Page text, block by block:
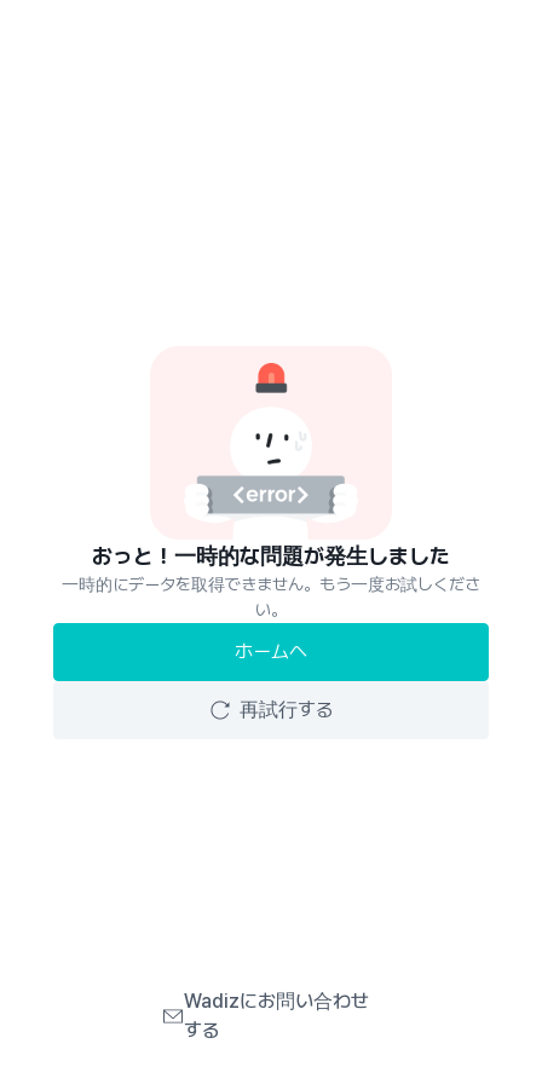
おっと！一時的な問題が発生しました
一時的にデータを取得できません。もう一度お試しくださ
い。
ホームへ
再試行する
Wadizにお問い合わせ
する